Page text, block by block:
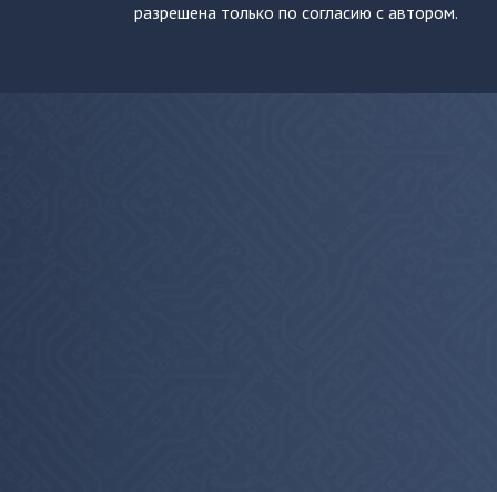
разрешена только по согласию с автором.